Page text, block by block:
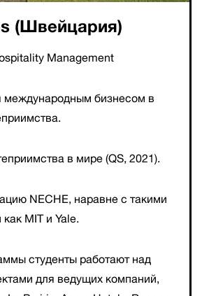
(Швейцария)
Management
международным бизнесом в
в мире (QS, 2021).
NECHE, наравне с такими
MIT и Yale.
студенты работают над
для ведущих компаний,